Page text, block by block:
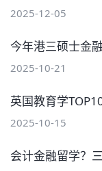
2025-12-05
今年港三硕士金
2025-10-21
英国教育学
2025-10-15
会计金融留学？